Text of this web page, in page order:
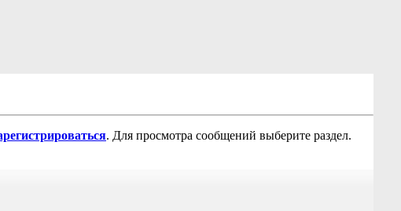
. Для просмотра сообщений выберите раздел.